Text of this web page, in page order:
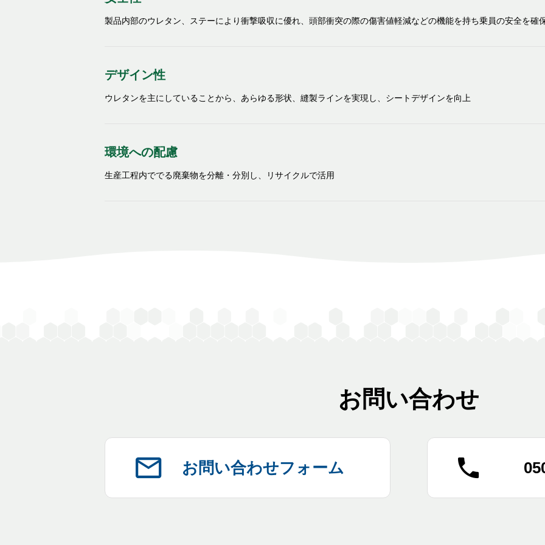
製品内部のウレタン、ステーにより衝撃吸収に優れ、頭部衝突の際の傷害値軽減などの機能を持ち乗員の安全を確
デザイン性
ウレタンを主にしていることから、あらゆる形状、縫製ラインを実現し、シートデザインを向上
環境への配慮
生産工程内ででる廃棄物を分離・分別し、リサイクルで活用
お問い合わせ
お問い合わせフォーム